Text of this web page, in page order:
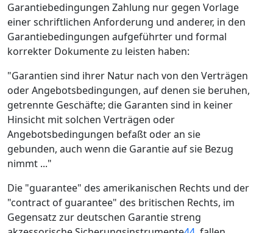
Garantiebedingungen Zahlung nur gegen Vorlage
einer schriftlichen Anforderung und anderer, in den
Garantiebedingungen aufgeführter und formal
korrekter Dokumente zu leisten haben:
"Garantien sind ihrer Natur nach von den Verträgen
oder Angebotsbedingungen, auf denen sie beruhen,
getrennte Geschäfte; die Garanten sind in keiner
Hinsicht mit solchen Verträgen oder
Angebotsbedingungen befaßt oder an sie
gebunden, auch wenn die Garantie auf sie Bezug
nimmt ..."
Die "guarantee" des amerikanischen Rechts und der
"contract of guarantee" des britischen Rechts, im
Gegensatz zur deutschen Garantie streng